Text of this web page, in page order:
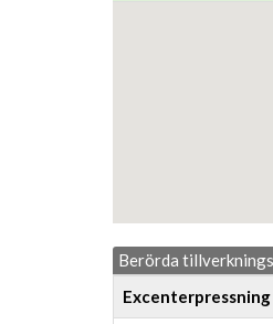
Berörda
Excenterpressning